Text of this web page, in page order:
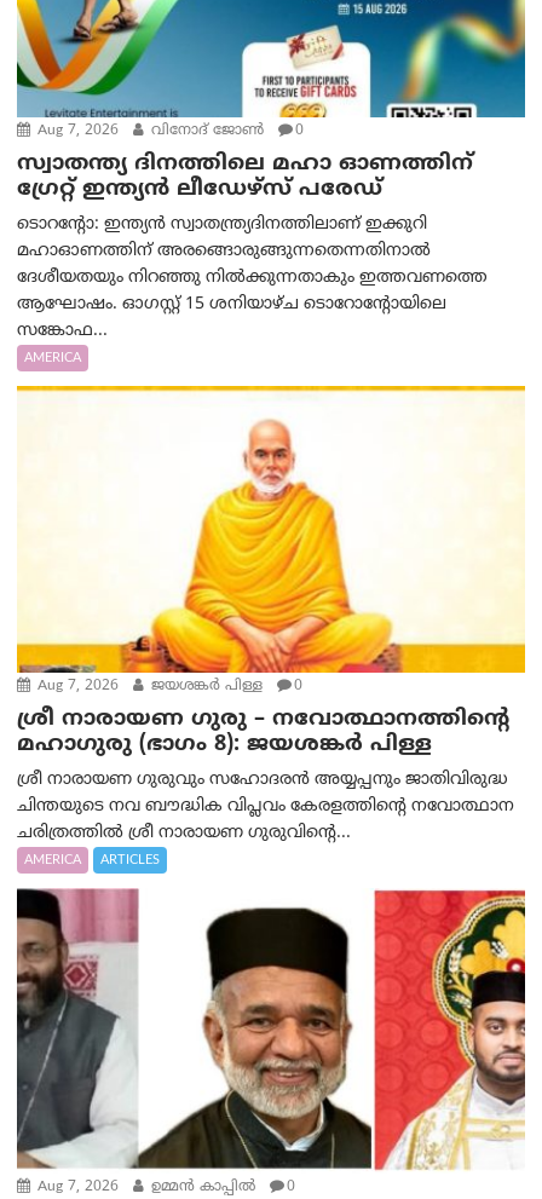
Aug 7, 2026 വിനോദ് ജോൺ 0
സ്വാതന്ത്യ ദിനത്തിലെ മഹാ ഓണത്തിന്
ഗ്രേറ്റ് ഇന്ത്യൻ ലീഡേഴ്സ് പരേഡ്
ടൊറന്റോ: ഇന്ത്യൻ സ്വാതന്ത്ര്യദിനത്തിലാണ് ഇക്കുറി
മഹാഓണത്തിന് അരങ്ങൊരുങ്ങുന്നതെന്നതിനാൽ
ദേശീയതയും നിറഞ്ഞു നിൽക്കുന്നതാകും ഇത്തവണത്തെ
ആഘോഷം. ഓഗസ്റ്റ് 15 ശനിയാഴ്ച ടൊറോന്റോയിലെ
സങ്കോഫ...
AMERICA
Aug 7, 2026 ജയശങ്കര്‍ പിള്ള 0
ശ്രീ നാരായണ ഗുരു – നവോത്ഥാനത്തിന്റെ
മഹാഗുരു (ഭാഗം 8): ജയശങ്കര്‍ പിള്ള
ശ്രീ നാരായണ ഗുരുവും സഹോദരൻ അയ്യപ്പനും ജാതിവിരുദ്ധ
ചിന്തയുടെ നവ ബൗദ്ധിക വിപ്ലവം കേരളത്തിന്റെ നവോത്ഥാന
ചരിത്രത്തിൽ ശ്രീ നാരായണ ഗുരുവിന്റെ...
AMERICA ARTICLES
Aug 7, 2026 ഉമ്മന്‍ കാപ്പില്‍ 0